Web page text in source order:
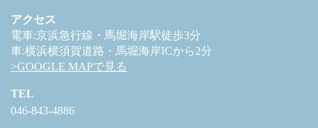
アクセス
電車:京浜急行線・馬堀海岸駅徒歩3分
車:横浜横須賀道路・馬堀海岸ICから2分
>GOOGLE MAPで見る
TEL
046-843-4886